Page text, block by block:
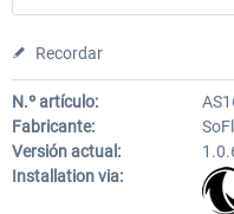
Recordar
N.º artículo:
Fabricante:
Versión actual:
Installation via: